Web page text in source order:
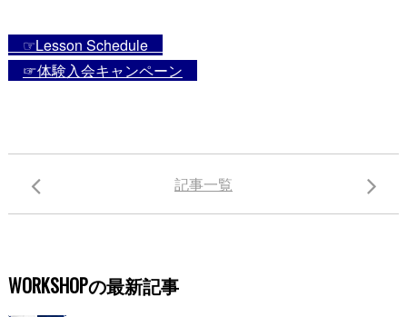
☞Lesson Schedule
☞体験入会キャンペーン
記事一覧
WORKSHOPの最新記事